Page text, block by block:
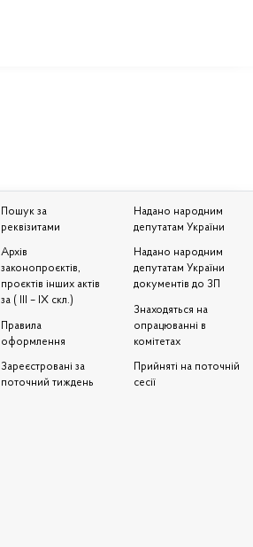
Пошук за
реквізитами
Архів
законопроєктів,
проєктів інших актів
за ( III – IX скл.)
Правила
оформлення
Зареєстровані за
поточний тиждень
Надано народним
депутатам України
Надано народним
депутатам України
документів до ЗП
Знаходяться на
опрацюванні в
комітетах
Прийняті на поточній
сесії